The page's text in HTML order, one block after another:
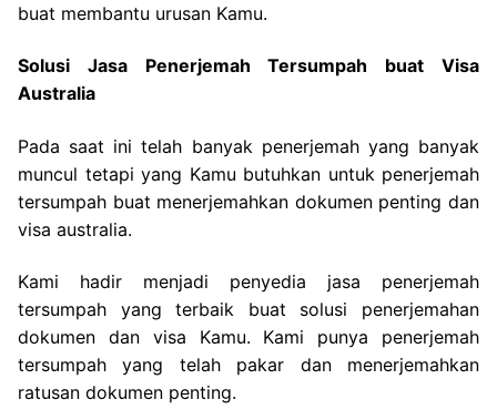
buat membantu urusan Kamu.
Solusi Jasa Penerjemah Tersumpah buat Visa
Australia
Pada saat ini telah banyak penerjemah yang banyak
muncul tetapi yang Kamu butuhkan untuk penerjemah
tersumpah buat menerjemahkan dokumen penting dan
visa australia.
Kami hadir menjadi penyedia jasa penerjemah
tersumpah yang terbaik buat solusi penerjemahan
dokumen dan visa Kamu. Kami punya penerjemah
tersumpah yang telah pakar dan menerjemahkan
ratusan dokumen penting.